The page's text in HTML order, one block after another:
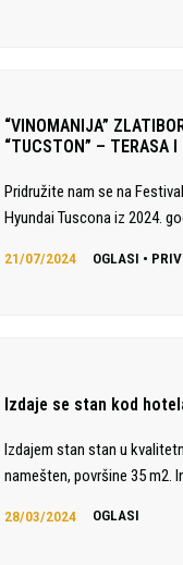
“VINOMANIJA”
“TUCSTON” – TERASA I
Pridružite nam se na
Hyundai Tuscona iz 2024.
21/07/2024 OGLASI •
Izdaje se stan kod
Izdajem stan stan u
namešten, površine 35 m2.
28/03/2024 OGLASI